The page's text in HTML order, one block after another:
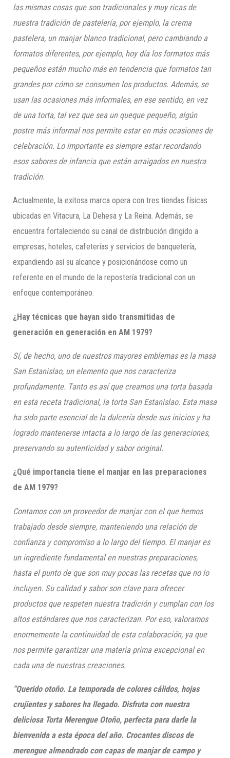
las mismas cosas que son tradicionales y muy ricas de
nuestra tradición de pastelería, por ejemplo, la crema
pastelera, un manjar blanco tradicional, pero cambiando a
formatos diferentes, por ejemplo, hoy día los formatos más
pequeños están mucho más en tendencia que formatos tan
grandes por cómo se consumen los productos. Además, se
usan las ocasiones más informales, en ese sentido, en vez
de una torta, tal vez que sea un queque pequeño, algún
postre más informal nos permite estar en más ocasiones de
celebración. Lo importante es siempre estar recordando
esos sabores de infancia que están arraigados en nuestra
tradición.
Actualmente, la exitosa marca opera con tres tiendas físicas
ubicadas en Vitacura, La Dehesa y La Reina. Además, se
encuentra fortaleciendo su canal de distribución dirigido a
empresas, hoteles, cafeterías y servicios de banquetería,
expandiendo así su alcance y posicionándose como un
referente en el mundo de la repostería tradicional con un
enfoque contemporáneo.
¿Hay técnicas que hayan sido transmitidas de
generación en generación en AM 1979?
Sí, de hecho, uno de nuestros mayores emblemas es la masa
San Estanislao, un elemento que nos caracteriza
profundamente. Tanto es así que creamos una torta basada
en esta receta tradicional, la torta San Estanislao. Esta masa
ha sido parte esencial de la dulcería desde sus inicios y ha
logrado mantenerse intacta a lo largo de las generaciones,
preservando su autenticidad y sabor original.
¿Qué importancia tiene el manjar en las preparaciones
de AM 1979?
Contamos con un proveedor de manjar con el que hemos
trabajado desde siempre, manteniendo una relación de
confianza y compromiso a lo largo del tiempo. El manjar es
un ingrediente fundamental en nuestras preparaciones,
hasta el punto de que son muy pocas las recetas que no lo
incluyen. Su calidad y sabor son clave para ofrecer
productos que respeten nuestra tradición y cumplan con los
altos estándares que nos caracterizan. Por eso, valoramos
enormemente la continuidad de esta colaboración, ya que
nos permite garantizar una materia prima excepcional en
cada una de nuestras creaciones.
“Querido otoño. La temporada de colores cálidos, hojas
crujientes y sabores ha llegado. Disfruta con nuestra
deliciosa Torta Merengue Otoño, perfecta para darle la
bienvenida a esta época del año. Crocantes discos de
merengue almendrado con capas de manjar de campo y